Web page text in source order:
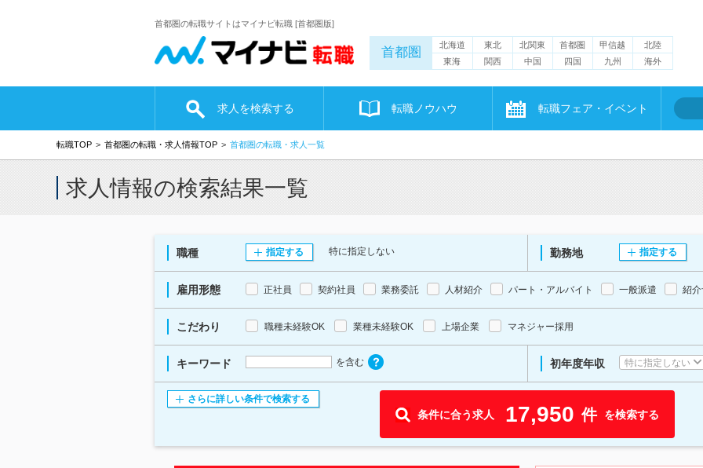
首都圏の転職サイトはマイナビ転職 [首都圏版]
首都圏 北海道 東北 北関東 首都圏 甲信越
北陸
東海
関西 中国 四国 九州 海外
求人を検索する 転職ノウハウ 転職フェア・イベント
転職TOP 首都圏の転職・求人情報TOP 首都圏の転職・求人一覧
求人情報の検索結果一覧
職種 指定する 特に指定しない 勤務地 指定する
雇用形態 正社員 契約社員 業務委託 人材紹介 パート・アルバイト 一般派遣 紹
こだわり 職種未経験OK 業種未経験OK 上場企業 マネジャー採用
キーワード を含む 初年度年収 特に指定しない
さらに詳しい条件で検索する
条件に合う求人 17,950 件 を検索する